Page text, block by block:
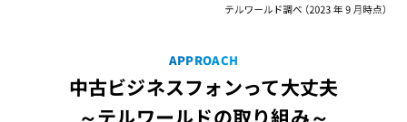
APPROACH
中古ビジネスフォンって大丈夫